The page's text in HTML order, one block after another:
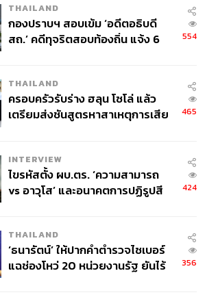
321
ABOUT THE AUTHOR
สำนักข่าวเศรษฐกิจ ธุรกิจ และการลงทุน โดย
ทีมข่าว THE STANDARD
THAILAND
กองปราบฯ สอบเข้ม ‘อดีตอธิบดี
สถ.’ คดีทุจริตสอบท้องถิ่น แจ้ง 6
554
THAILAND
ครอบครัวรับร่าง ฮลุน โซโล่ แล้ว
เตรียมส่งชันสูตรหาสาเหตุการเสีย
465
INTERVIEW
ไขรหัสตั้ง ผบ.ตร. ‘ความสามารถ
vs อาวุโส’ และอนาคตการปฏิรูปสี
424
THAILAND
‘ธนารัตน์’ ให้ปากคำตำรวจไซเบอร์
แฉช่องโหว่ 20 หน่วยงานรัฐ ยันไร้
356